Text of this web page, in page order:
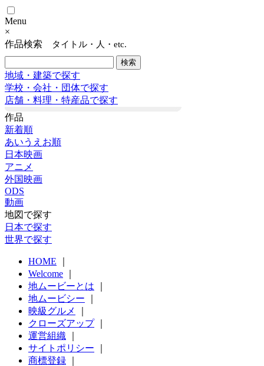
Menu
×
作品検索
タイトル・人・etc.
地域・建築で探す
学校・会社・団体で探す
店舗・料理・特産品で探す
作品
新着順
あいうえお順
日本映画
アニメ
外国映画
ODS
動画
地図で探す
日本で探す
世界で探す
HOME
Welcome
地ムービーとは
地ムービシー
映級グルメ
クローズアップ｜
運営組織
サイトポリシー
商標登録